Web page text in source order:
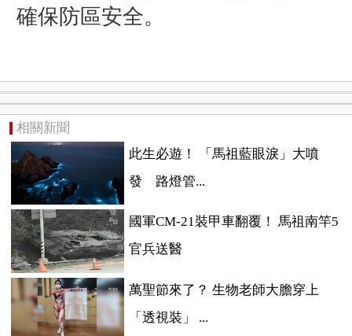
確保防區安全。
相關新聞
此生必遊！ 「馬祖藍眼淚」大噴
發 路燈管...
國軍CM-21裝甲車翻覆！ 馬祖南竿5
官兵送醫
萬聖節來了？ 生物老師大膽穿上
「透視裝」 ...